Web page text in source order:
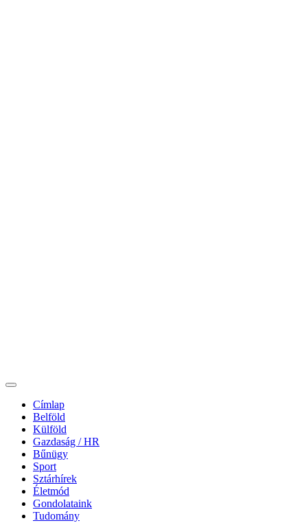
Címlap
Belföld
Külföld
Gazdaság / HR
Bűnügy
Sport
Sztárhírek
Életmód
Gondolataink
Tudomány